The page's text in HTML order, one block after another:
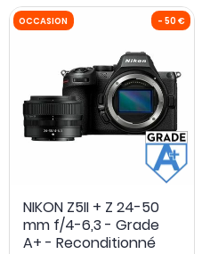
NIKON Z5II + Z 24-50
mm f/4-6,3 - Grade
A+ - Reconditionné